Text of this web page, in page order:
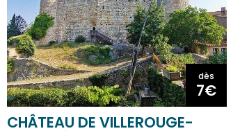
dès
7€
CHÂTEAU DE VILLEROUGE-
TERMENÈS